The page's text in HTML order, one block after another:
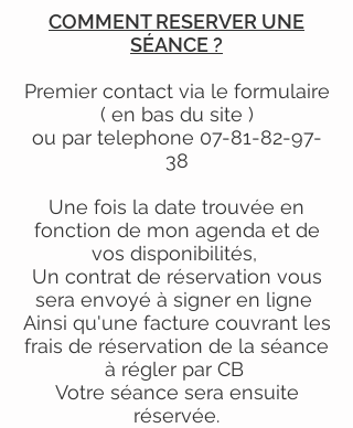
COMMENT RESERVER UNE
SÉANCE ?
Premier contact via le formulaire
( en bas du site )
ou par telephone 07-81-82-97-
38
Une fois la date trouvée en
fonction de mon agenda et de
vos disponibilités,
Un contrat de réservation vous
sera envoyé à signer en ligne
Ainsi qu'une facture couvrant les
frais de réservation de la séance
à régler par CB
Votre séance sera ensuite
réservée.